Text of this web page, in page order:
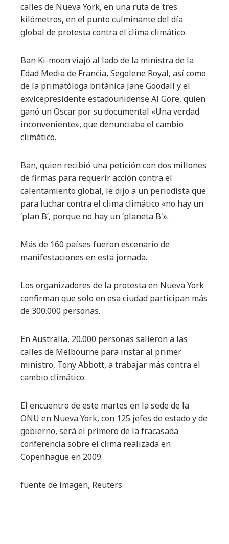
calles de Nueva York, en una ruta de tres
kilómetros, en el punto culminante del día
global de protesta contra el clima climático.
Ban Ki-moon viajó al lado de la ministra de la
Edad Media de Francia, Segolene Royal, así como
de la primatóloga británica Jane Goodall y el
exvicepresidente estadounidense Al Gore, quien
ganó un Oscar por su documental «Una verdad
inconveniente», que denunciaba el cambio
climático.
Ban, quien recibió una petición con dos millones
de firmas para requerir acción contra el
calentamiento global, le dijo a un periodista que
para luchar contra el clima climático «no hay un
‘plan B’, porque no hay un ‘planeta B'».
Más de 160 países fueron escenario de
manifestaciones en esta jornada.
Los organizadores de la protesta en Nueva York
confirman que solo en esa ciudad participan más
de 300.000 personas.
En Australia, 20.000 personas salieron a las
calles de Melbourne para instar al primer
ministro, Tony Abbott, a trabajar más contra el
cambio climático.
El encuentro de este martes en la sede de la
ONU en Nueva York, con 125 jefes de estado y de
gobierno, será el primero de la fracasada
conferencia sobre el clima realizada en
Copenhague en 2009.
fuente de imagen, Reuters